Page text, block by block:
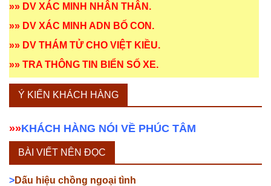
»» DV XÁC MINH NHÂN THÂN .
»» DV XÁC MINH ADN BỐ CON .
»» DV THÁM TỬ CHO VIỆT KIỀU.
»» TRA THÔNG TIN BIỂN SỐ XE.
Ý KIẾN KHÁCH HÀNG
»»KHÁCH HÀNG NÓI VỀ PHÚC TÂM
BÀI VIẾT NÊN ĐỌC
>Dấu hiệu chồng ngoại tình